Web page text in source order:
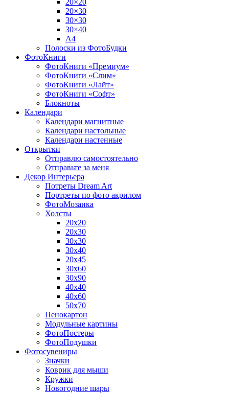
20×30
30×30
30×40
A4
Полоски из ФотоБудки
ФотоКниги
ФотоКниги «Премиум»
ФотоКниги «Слим»
ФотоКниги «Лайт»
ФотоКниги «Софт»
Блокноты
Календари
Календари магнитные
Календари настольные
Календари настенные
Открытки
Отправлю самостоятельно
Отправьте за меня
Декор Интерьера
Потреты Dream Art
Портреты по фото акрилом
ФотоМозаика
Холсты
20х20
20х30
30х30
30х40
20х45
30х60
30х90
40х40
40х60
50х70
Пенокартон
Модульные картины
ФотоПостеры
ФотоПодушки
Фотоcувениры
Значки
Коврик для мыши
Кружки
Новогодние шары